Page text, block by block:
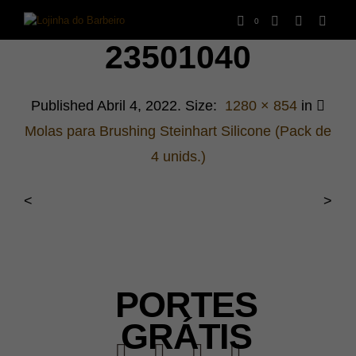
0
23501040
Published Abril 4, 2022. Size: 1280 × 854 in
Molas para Brushing Steinhart Silicone (Pack de
4 unids.)
< >
PORTES
GRÁTIS